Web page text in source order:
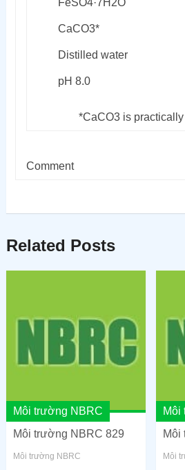
CaCO3*
Distilled water
pH 8.0
*CaCO3is practically
Comment
Related Posts
Môi trường NBRC
Môi trường NBRC 829
Môi trường NBRC
Môi
Môi
Môi